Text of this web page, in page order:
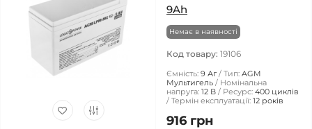
9Ah
Немає в наявності
Код товару: 19106
Ємність: 9 Аг Тип: AGM
Мультигель
Номінальна
напруга: 12 В Ресурс: 400 циклів
Термін експлуатації: 12 років
916 грн